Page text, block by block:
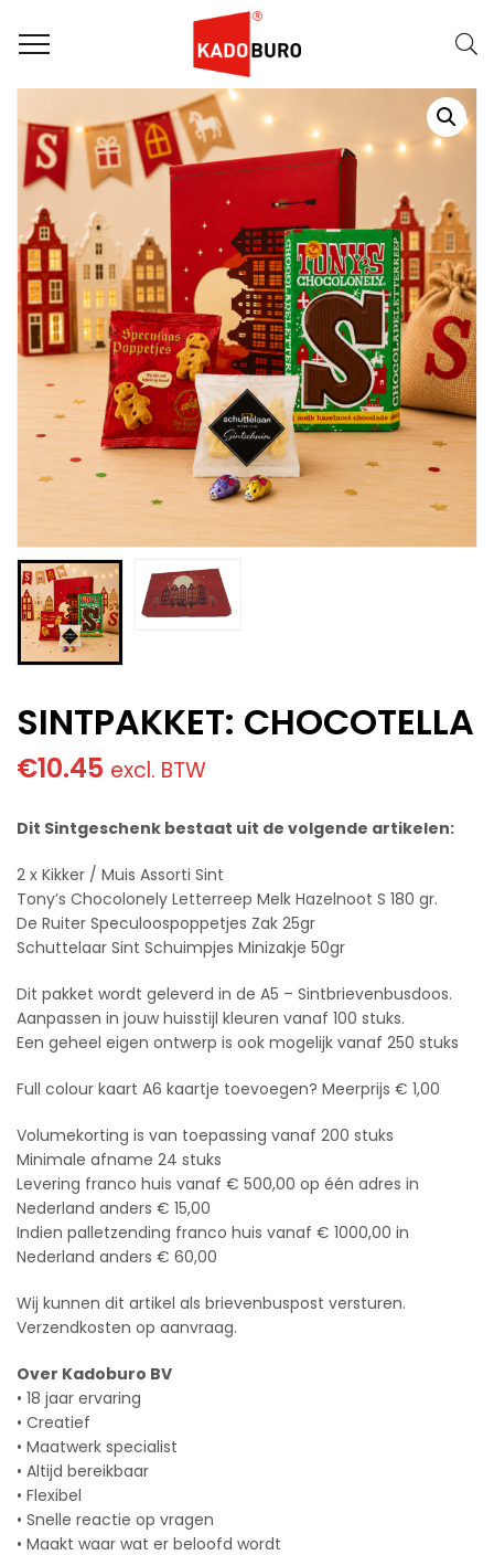
Home Sintpakketten SINTPAKKET: CHOCOTELLA
SINTPAKKET: CHOCOTELLA
€10.45 excl. BTW
Dit Sintgeschenk bestaat uit de volgende artikelen:
2 x Kikker / Muis Assorti Sint
Tony’s Chocolonely Letterreep Melk Hazelnoot S 180 gr.
De Ruiter Speculoospoppetjes Zak 25gr
Schuttelaar Sint Schuimpjes Minizakje 50gr
Dit pakket wordt geleverd in de A5 – Sintbrievenbusdoos.
Aanpassen in jouw huisstijl kleuren vanaf 100 stuks.
Een geheel eigen ontwerp is ook mogelijk vanaf 250 stuks
Full colour kaart A6 kaartje toevoegen? Meerprijs € 1,00
Volumekorting is van toepassing vanaf 200 stuks
Minimale afname 24 stuks
Levering franco huis vanaf € 500,00 op één adres in
Nederland anders € 15,00
Indien palletzending franco huis vanaf € 1000,00 in
Nederland anders € 60,00
Wij kunnen dit artikel als brievenbuspost versturen.
Verzendkosten op aanvraag.
Over Kadoburo BV
• 18 jaar ervaring
• Creatief
• Maatwerk specialist
• Altijd bereikbaar
• Flexibel
• Snelle reactie op vragen
• Maakt waar wat er beloofd wordt